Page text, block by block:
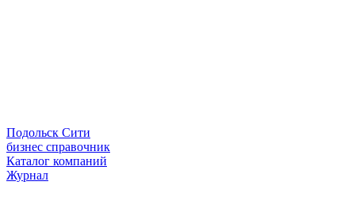
Подольск Сити
бизнес справочник
Каталог компаний
Журнал